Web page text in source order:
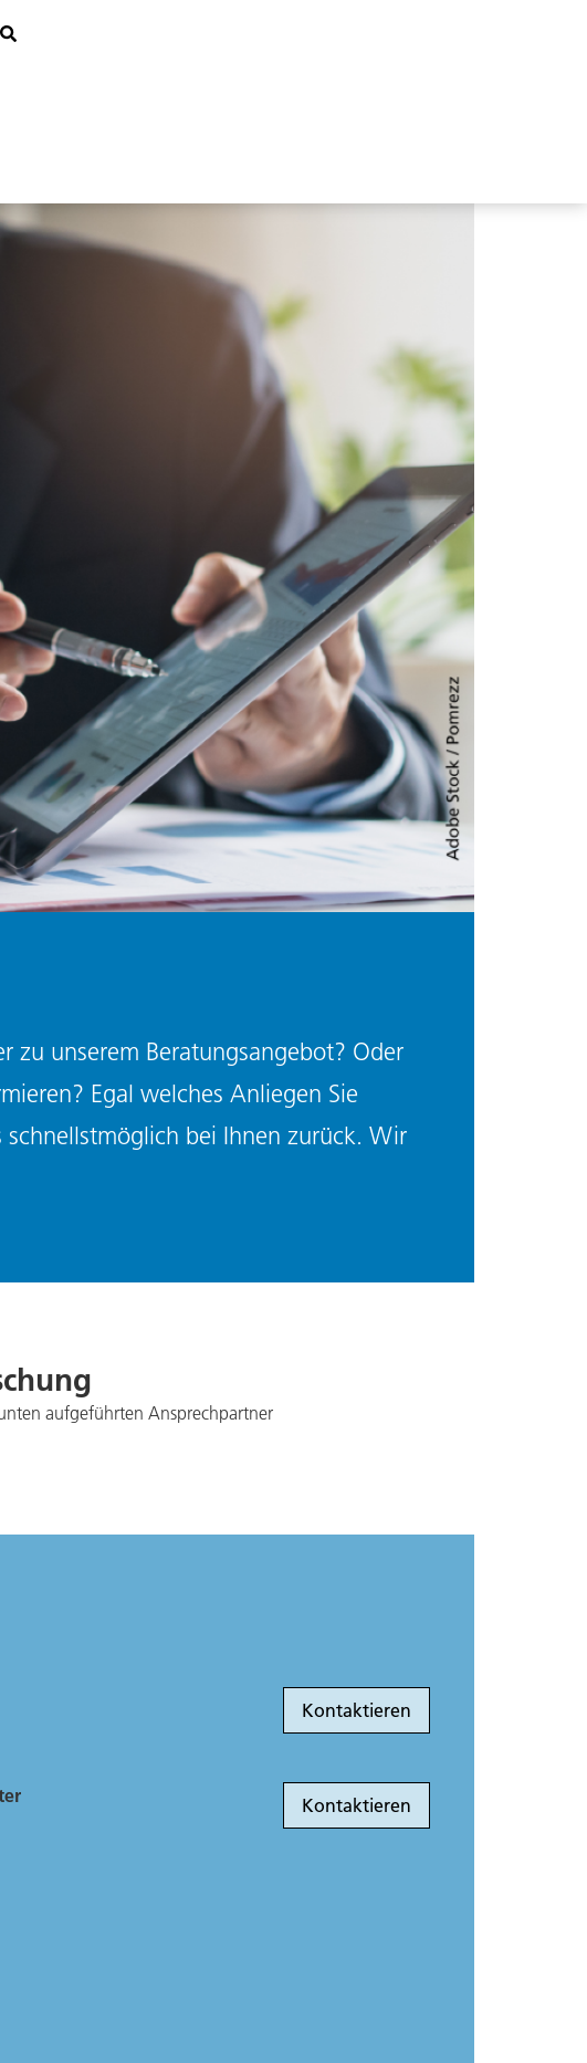
zu unserem Beratungsangebot? Oder
Egal welches Anliegen Sie
bei Ihnen zurück. Wir
aufgeführten Ansprechpartner
Kontaktieren
Kontaktieren